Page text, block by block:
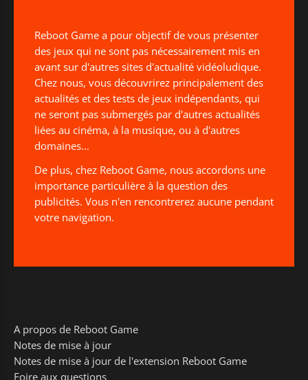
Reboot Game a pour objectif de vous présenter
des jeux qui ne sont pas nécessairement mis en
avant sur d'autres sites d'actualité vidéoludique.
Chez nous, vous découvrirez principalement des
actualités et des tests de jeux indépendants, qui
ne seront pas submergés par d'autres actualités
liées au cinéma, à la musique, ou à d'autres
domaines...
De plus, chez Reboot Game, nous accordons une
importance particulière à la question des
publicités. Vous n'en rencontrerez aucune pendant
votre navigation.
A propos de Reboot Game
Notes de mise à jour
Notes de mise à jour de l'extension Reboot Game
Foire aux questions